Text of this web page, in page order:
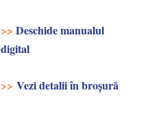
>> Deschide manualul
digital
>> Vezi detalii în broşură